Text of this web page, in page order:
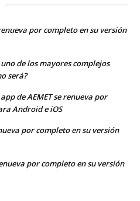
por completo en su versión
de los mayores complejos
será?
de AEMET se renueva por
Android e iOS
por completo en su versión
por completo en su versión